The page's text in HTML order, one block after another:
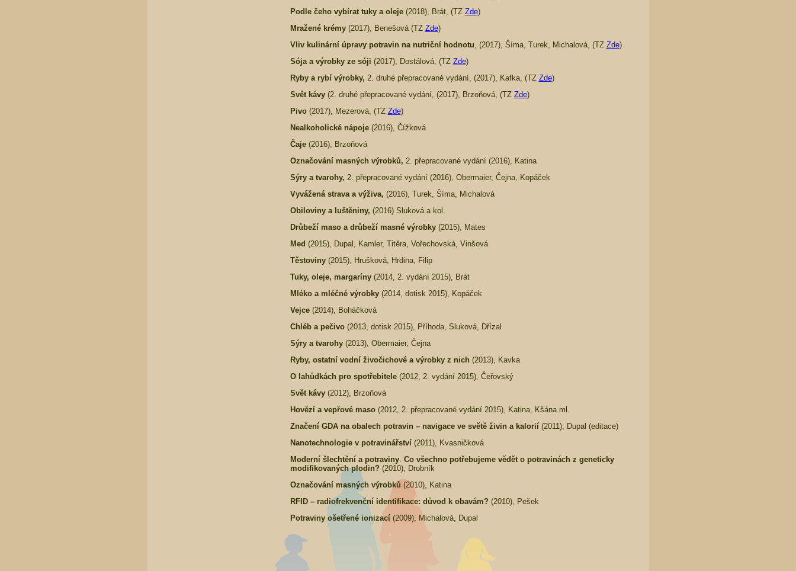
Podle čeho vybírat tuky a oleje(2018), Brát, (TZ Zde)
Mražené krémy (2017), Benešová (TZ Zde)
Vliv kulinární úpravy potravin na nutriční hodnotu , (2017), Šíma, Turek, Michalová, (TZ Zde)
Sója a výrobky ze sóji (2017), Dostálová, (TZ Zde)
Ryby a rybí výrobky, 2. druhé přepracované vydání, (2017), Kafka, (TZ Zde)
Svět kávy(2. druhé přepracované vydání, (2017), Brzoňová, (TZ Zde)
Pivo (2017), Mezerová, (TZ Zde)
Nealkoholické nápoje (2016), Čížková
Čaje(2016), Brzoňová
Označování masných výrobků, 2. přepracované vydání (2016), Katina
Sýry a tvarohy, 2. přepracované vydání (2016), Obermaier, Čejna, Kopáček
Vyvážená strava a výživa, (2016), Turek, Šíma, Michalová
Obiloviny a luštěniny, (2016) Sluková a kol.
Drůbeží maso a drůbeží masné výrobky (2015), Mates
Med (2015),
Dupal, Kamler, Titěra, Vořechovská, Vinšová
Těstoviny (2015),
Hrušková, Hrdina, Filip
Tuky, oleje, margaríny (2014, 2. vydání 2015), Brát
Mléko a mléčné výrobky (2014, dotisk 2015), Kopáček
Vejce (2014), Boháčková
Chléb a pečivo(2013, dotisk 2015), Příhoda, Sluková, Dřízal
Sýry a tvarohy (2013), Obermaier, Čejna
Ryby, ostatní vodní živočichové a výrobky z nich (2013), Kavka
O lahůdkách pro spotřebitele(2012, 2. vydání 2015), Čeřovský
Svět kávy(2012), Brzoňová
Hovězí a vepřové maso(2012, 2. přepracované vydání 2015), Katina, Kšána ml.
Značení GDA na obalech potravin – navigace ve světě živin a kalorií (2011), Dupal (editace)
Nanotechnologie v potravinářství (2011), Kvasničková
Moderní šlechtění a potraviny. Co všechno potřebujeme vědět o potravinách z geneticky
modifikovaných plodin? (2010), Drobník
Označování masných výrobků (2010), Katina
RFID – radiofrekvenční identifikace: důvod k obavám? (2010), Pešek
Potraviny ošetřené ionizací (2009), Michalová, Dupal